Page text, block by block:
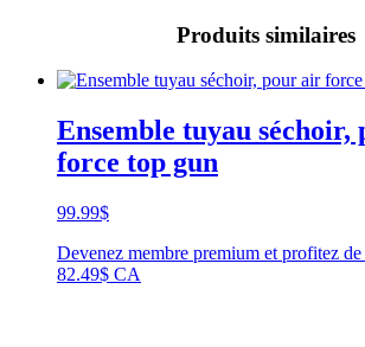
Produits similaires
Ensemble tuyau
force top gun
99.99$
Devenez membre premium et profitez
82.49$ CA